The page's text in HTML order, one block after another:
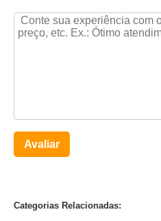
Avaliar
Categorias Relacionadas: